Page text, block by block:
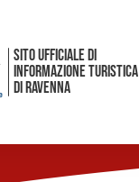
SITO UFFICIALE DI
INFORMAZIONE TURISTICA
DI RAVENNA